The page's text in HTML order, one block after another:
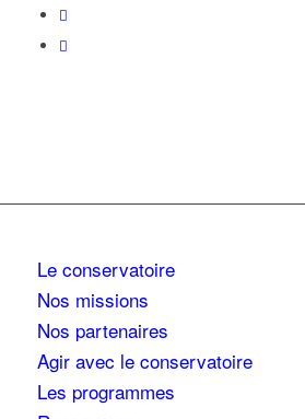
Le conservatoire
Nos missions
Nos partenaires
Agir avec le conservatoire
Les programmes